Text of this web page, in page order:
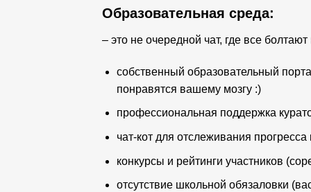
Образовательная среда:
– это не очередной чат, где все
собственный образовательный
понравятся вашему мозгу :)
профессиональная поддержка
чат-кот для отслеживания
конкурсы и рейтинги участников
отсутствие школьной обязаловки